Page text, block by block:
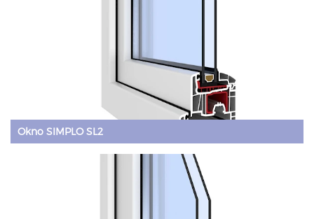
Okno SIMPLO SL2